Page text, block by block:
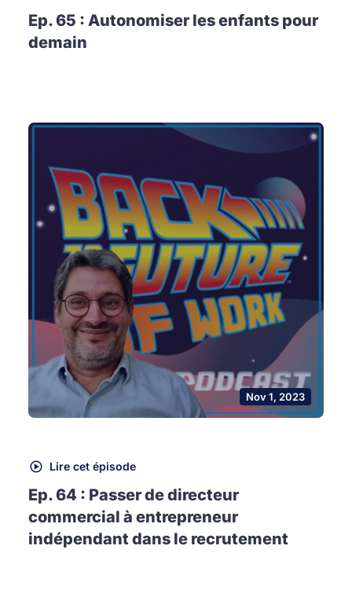
Ep. 65 : Autonomiser les enfants pour
demain
Nov 1, 2023
Lire cet épisode
Ep. 64 : Passer de directeur
commercial à entrepreneur
indépendant dans le recrutement